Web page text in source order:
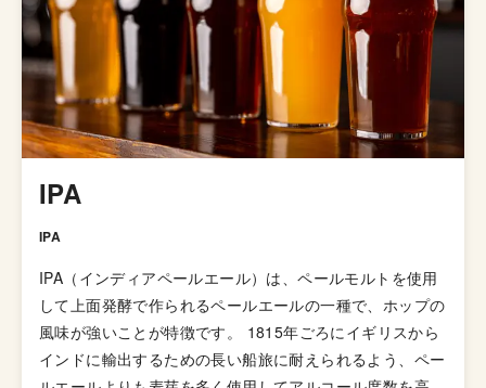
など、地元でも愛されているるブルワリーです
IPA
IPA
IPA（インディアペールエール）は、ペールモルトを使用
して上面発酵で作られるペールエールの一種で、ホップの
風味が強いことが特徴です。 1815年ごろにイギリスから
インドに輸出するための長い船旅に耐えられるよう、ペー